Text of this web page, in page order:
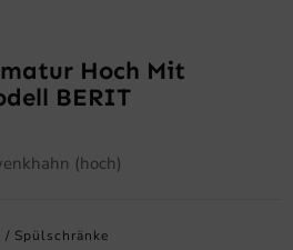
Hoch Mit
BERIT
(hoch)
Spülschränke